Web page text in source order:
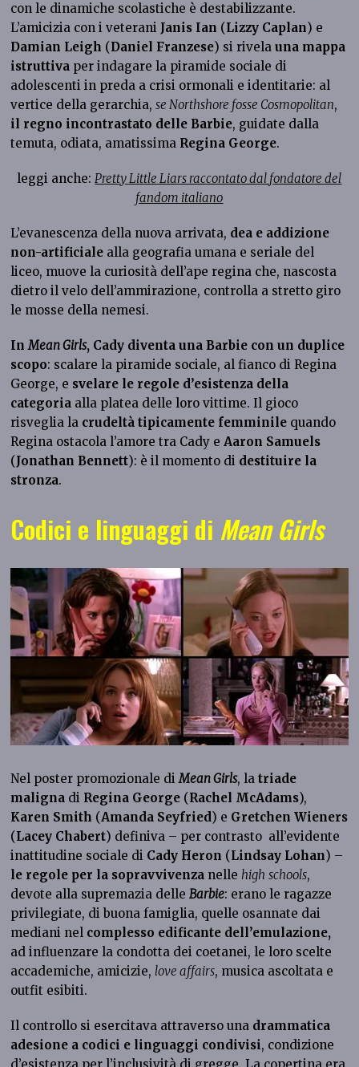
con le dinamiche scolastiche è destabilizzante.
L’amicizia con i veterani Janis Ian (Lizzy Caplan) e
Damian Leigh (Daniel Franzese) si rivelauna mappa
istruttiva per indagare la piramide sociale di
adolescenti in preda a crisi ormonali e identitarie: al
vertice della gerarchia,se Northshore fosse Cosmopolitan,
il regno incontrastato delle Barbie, guidate dalla
temuta, odiata, amatissima Regina George.
leggi anche:Pretty Little Liars raccontato dal fondatore del
fandom italiano
L’evanescenza della nuova arrivata, dea e addizione
non-artificiale alla geografia umana e seriale del
liceo, muove la curiosità dell’ape regina che, nascosta
dietro il velo dell’ammirazione, controlla a stretto giro
le mosse della nemesi.
InMean Girls, Cady diventa una Barbie con un duplice
scopo: scalare la piramide sociale, al fianco di Regina
George, e svelare le regole d’esistenza della
categoria alla platea delle loro vittime. Il gioco
risveglia la crudeltà tipicamente femminile quando
Regina ostacola l’amore tra Cady eAaron Samuels
(Jonathan Bennett): è il momento di destituire la
stronza.
Codici e linguaggi di Mean Girls
Nel poster promozionale diMean Girls, la triade
maligna di Regina George (Rachel McAdams),
Karen Smith (Amanda Seyfried) e Gretchen Wieners
(Lacey Chabert) definiva – per contrasto all’evidente
inattitudine sociale di Cady Heron (Lindsay Lohan) –
le regole per la sopravvivenza nelle high schools,
devote alla supremazia delleBarbie: erano le ragazze
privilegiate, di buona famiglia, quelle osannate dai
mediani nel complesso edificante dell’emulazione,
ad influenzare la condotta dei coetanei, le loro scelte
accademiche, amicizie, love affairs, musica ascoltata e
outfit esibiti.
Il controllo si esercitava attraverso una drammatica
adesione a codici e linguaggi condivisi, condizione
d’esistenza per l’inclusività di gregge. La copertina era